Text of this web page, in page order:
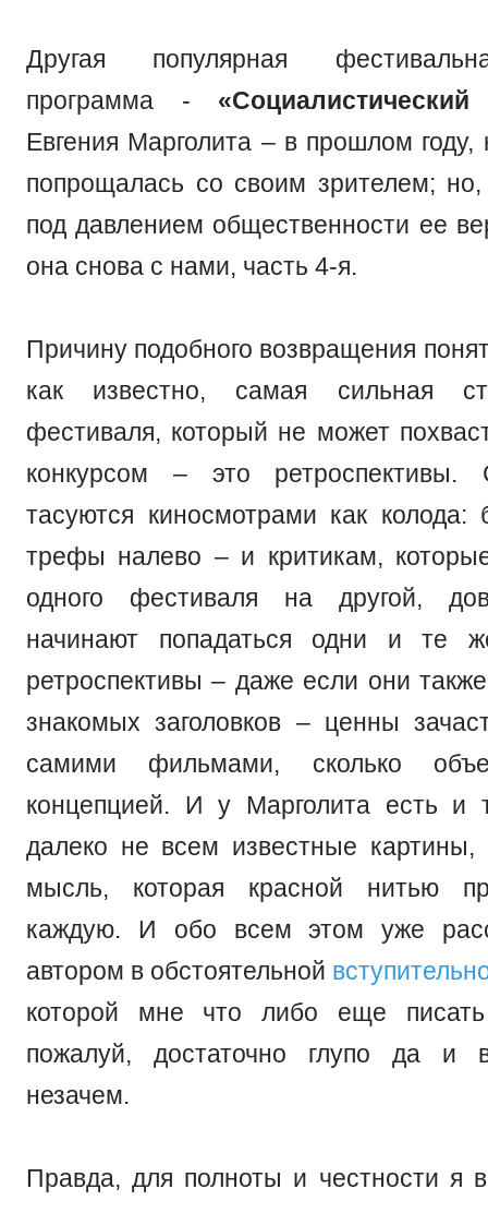
Другая популярная
программа -
Евгения Марголита – в прошлом
попрощалась со своим зрителем;
под давлением общественности ее
она снова с нами, часть 4-я.
Причину подобного возвращения
как известно, самая сильная
фестиваля, который не может
конкурсом – это ретроспективы.
тасуются киносмотрами как колода:
трефы налево – и критикам,
одного фестиваля на другой,
начинают попадаться одни и те
ретроспективы – даже если они
знакомых заголовков – ценны
самими фильмами, сколько
концепцией. И у Марголита есть и
далеко не всем известные
мысль, которая красной нитью
каждую. И обо всем этом уже
автором в обстоятельной
которой мне что либо еще
пожалуй, достаточно глупо да и
незачем.
Правда, для полноты и честности я